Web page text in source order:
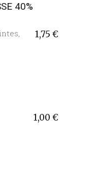
40%
1,75 €
,
1,00 €